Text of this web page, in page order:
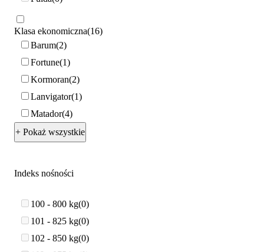
Klasa ekonomiczna 16
Barum 2
Fortune 1
Kormoran 2
Lanvigator 1
Matador 4
+ Pokaż wszystkie
Indeks nośności
100 - 800 kg 0
101 - 825 kg 0
102 - 850 kg 0